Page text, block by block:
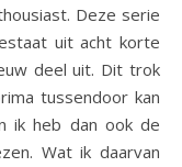
Deze serie
uit acht korte
deel uit. Dit trok
tussendoor kan
ik heb dan ook de
Wat ik daarvan